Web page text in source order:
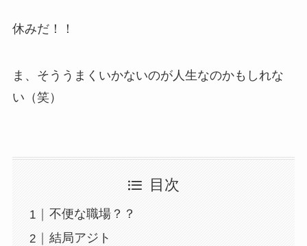
休みだ！！
ま、そううまくいかないのが人生なのかもしれな
い（笑）
目次
不便な職場？？
結局アジト